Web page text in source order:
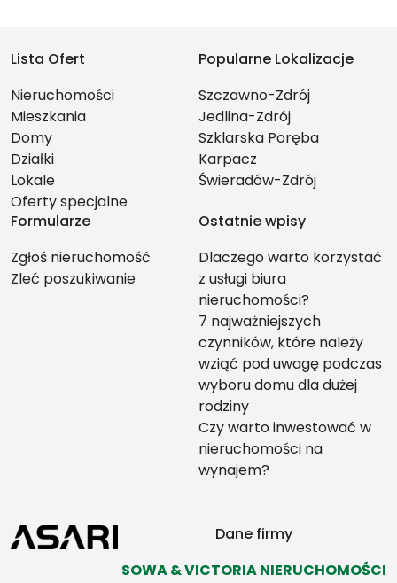
Lista Ofert
Nieruchomości
Mieszkania
Domy
Działki
Lokale
Oferty specjalne
Popularne Lokalizacje
Szczawno-Zdrój
Jedlina-Zdrój
Szklarska Poręba
Karpacz
Świeradów-Zdrój
Formularze
Zgłoś nieruchomość
Zleć poszukiwanie
Ostatnie wpisy
Dlaczego warto korzystać
z usługi biura
nieruchomości?
7 najważniejszych
czynników, które należy
wziąć pod uwagę podczas
wyboru domu dla dużej
rodziny
Czy warto inwestować w
nieruchomości na
wynajem?
Dane firmy
SOWA & VICTORIA NIERUCHOMOŚCI